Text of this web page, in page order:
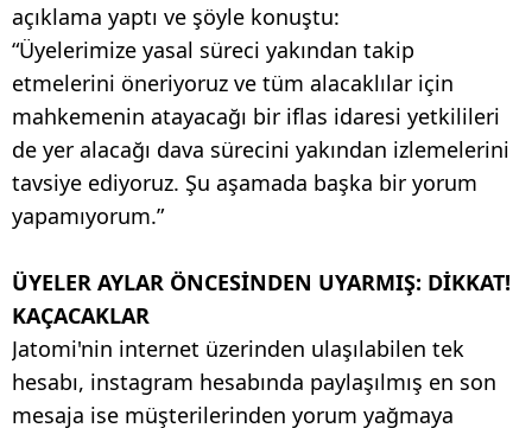
açıklama yaptı ve şöyle konuştu:
“Üyelerimize yasal süreci yakından takip
etmelerini öneriyoruz ve tüm alacaklılar için
mahkemenin atayacağı bir iflas idaresi yetkilileri
de yer alacağı dava sürecini yakından izlemelerini
tavsiye ediyoruz. Şu aşamada başka bir yorum
yapamıyorum.”
ÜYELER AYLAR ÖNCESİNDEN UYARMIŞ: DİKKAT!
KAÇACAKLAR
Jatomi'nin internet üzerinden ulaşılabilen tek
hesabı, instagram hesabında paylaşılmış en son
mesaja ise müşterilerinden yorum yağmaya